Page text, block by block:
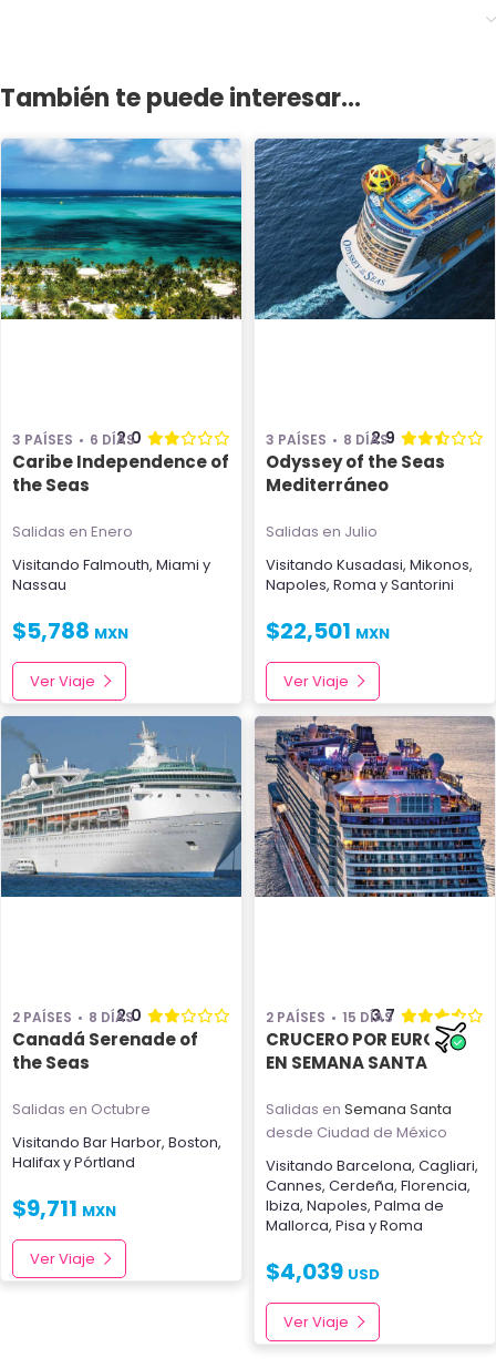
También te puede interesar...
3 PAÍSES 6 DÍAS
2.0
Caribe Independence of
the Seas
Salidas en Enero
Visitando Falmouth, Miami y
Nassau
$5,788 MXN
Ver Viaje
3 PAÍSES 8 DÍAS
2.9
Odyssey of the Seas
Mediterráneo
Salidas en Julio
Visitando Kusadasi, Mikonos,
Napoles, Roma ySantorini
$22,501 MXN
Ver Viaje
2 PAÍSES 8 DÍAS
2.0
Canadá Serenade of
the Seas
Salidas en Octubre
Visitando Bar Harbor, Boston,
HalifaxyPórtland
$9,711 MXN
Ver Viaje
2 PAÍSES 15 DÍAS
3.7
CRUCERO POR EUROPA
EN SEMANA SANTA
Salidas en Semana Santa
desde Ciudad de México
Visitando Barcelona, Cagliari,
Cannes, Cerdeña, Florencia,
Ibiza, Napoles, Palma de
Mallorca, Pisa yRoma
$4,039 USD
Ver Viaje